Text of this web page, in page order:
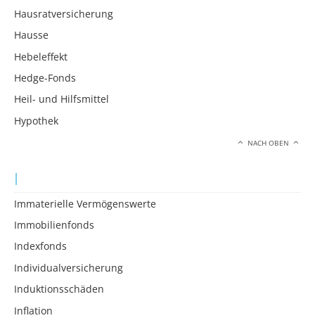
Hausratversicherung
Hausse
Hebeleffekt
Hedge-Fonds
Heil- und Hilfsmittel
Hypothek
NACH OBEN
I
Immaterielle Vermögenswerte
Immobilienfonds
Indexfonds
Individualversicherung
Induktionsschäden
Inflation